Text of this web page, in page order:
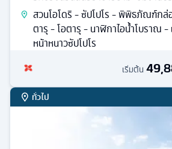
สวนโอโดริ - ซัปโปโร - พิพิธภัณฑ์ก
ตารุ - โอตารุ - นาฬิกาไอน้ำโบราณ -
หน้าหนาวซัปโปโร
เริ่มต้น
ทั่วไป